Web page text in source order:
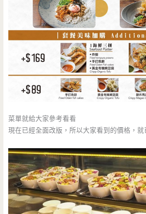
菜單就給大家參考看看
現在已經全面改版，所以大家看到的價格，